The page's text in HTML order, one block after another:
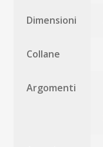
Dimensioni
Collane
Argomenti